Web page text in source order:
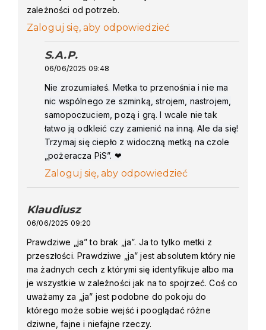
zależności od potrzeb.
Zaloguj się, aby odpowiedzieć
S.A.P.says:
06/06/2025 09:48
Nie zrozumiałeś. Metka to przenośnia i nie ma
nic wspólnego ze szminką, strojem, nastrojem,
samopoczuciem, pozą i grą. I wcale nie tak
łatwo ją odkleić czy zamienić na inną. Ale da się!
Trzymaj się ciepło z widoczną metką na czole
„pożeracza PiS”. ❤
Zaloguj się, aby odpowiedzieć
Klaudiuszsays:
06/06/2025 09:20
Prawdziwe „ja” to brak „ja”. Ja to tylko metki z
przeszłości. Prawdziwe „ja” jest absolutem który nie
ma żadnych cech z którymi się identyfikuje albo ma
je wszystkie w zależności jak na to spojrzeć. Coś co
uważamy za „ja” jest podobne do pokoju do
którego może sobie wejść i pooglądać różne
dziwne, fajne i niefajne rzeczy.